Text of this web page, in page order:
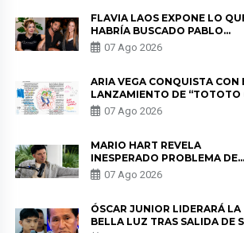
FLAVIA LAOS EXPONE LO
HABRÍA BUSCADO PABLO
HEREDIA CON ALE FULLER:
DE LAS PARTES QUERÍA EL
07 Ago 2026
ARIA VEGA CONQUISTA CON
LANZAMIENTO DE “TOTOTO
07 Ago 2026
MARIO HART REVELA
INESPERADO PROBLEMA DE
SALUD ANTES DE SEPARARSE
KORINA: “ME ENCONTRARON
07 Ago 2026
ÓSCAR JUNIOR LIDERARÁ LA
BELLA LUZ TRAS SALIDA DE